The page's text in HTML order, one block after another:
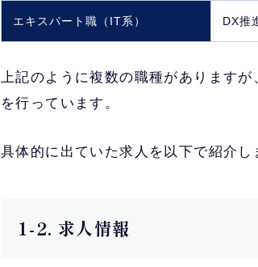
エキスパート職（IT系） DX推
上記のように複数の職種があります
を行っています。
具体的に出ていた求人を以下で紹介し
1-2. 求人情報